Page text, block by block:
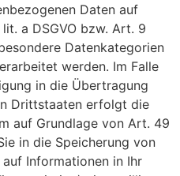
Daten auf
a DSGVO bzw. Art. 9
Datenkategorien
werden. Im Falle
in die Übertragung
Drittstaaten erfolgt die
auf Grundlage von Art. 49
in die Speicherung von
Informationen in Ihr